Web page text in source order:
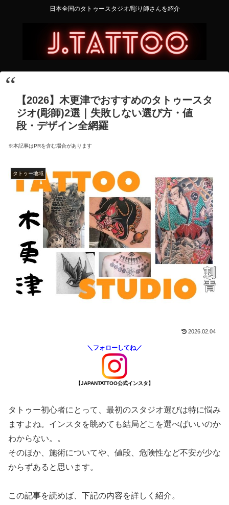
日本全国のタトゥースタジオ/彫り師さんを紹介
【2026】木更津でおすすめのタトゥースタ
ジオ(彫師)2選｜失敗しない選び方・値
段・デザイン全網羅
※本記事はPRを含む場合があります
タトゥー地域
2026.02.04
＼フォローしてね／
【JAPANTATTOO公式インスタ】
タトゥー初心者にとって、最初のスタジオ選びは特に悩み
ますよね。インスタを眺めても結局どこを選べばいいのか
わからない。。
そのほか、施術についてや、値段、危険性など不安が少な
からずあると思います。
この記事を読めば、下記の内容を詳しく紹介。